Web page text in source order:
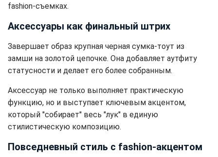
fashion-съемках.
Аксессуары как финальный штрих
Завершает образ крупная черная сумка-тоут из
замши на золотой цепочке. Она добавляет аутфиту
статусности и делает его более собранным.
Аксессуар не только выполняет практическую
функцию, но и выступает ключевым акцентом,
который "собирает" весь "лук" в единую
стилистическую композицию.
Повседневный стиль с fashion-акцентом